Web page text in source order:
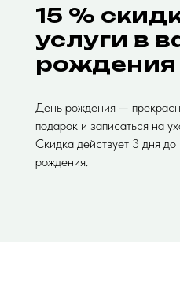
15 %
услуги в
рождения
День рождения —
подарок и записаться на
Скидка действует 3 дня
рождения.